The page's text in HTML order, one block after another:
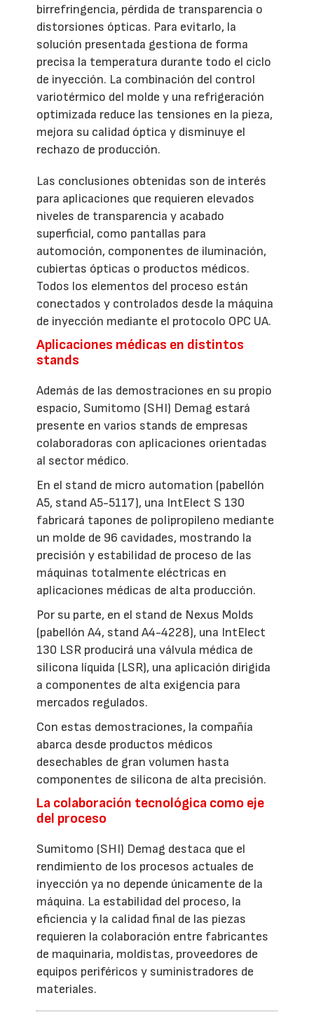
birrefringencia, pérdida de transparencia o
distorsiones ópticas. Para evitarlo, la
solución presentada gestiona de forma
precisa la temperatura durante todo el ciclo
de inyección. La combinación del control
variotérmico del molde y una refrigeración
optimizada reduce las tensiones en la pieza,
mejora su calidad óptica y disminuye el
rechazo de producción.
Las conclusiones obtenidas son de interés
para aplicaciones que requieren elevados
niveles de transparencia y acabado
superficial, como pantallas para
automoción, componentes de iluminación,
cubiertas ópticas o productos médicos.
Todos los elementos del proceso están
conectados y controlados desde la máquina
de inyección mediante el protocolo OPC UA.
Aplicaciones médicas en distintos
stands
Además de las demostraciones en su propio
espacio, Sumitomo (SHI) Demag estará
presente en varios stands de empresas
colaboradoras con aplicaciones orientadas
al sector médico.
En el stand de micro automation (pabellón
A5, stand A5-5117), una IntElect S 130
fabricará tapones de polipropileno mediante
un molde de 96 cavidades, mostrando la
precisión y estabilidad de proceso de las
máquinas totalmente eléctricas en
aplicaciones médicas de alta producción.
Por su parte, en el stand de Nexus Molds
(pabellón A4, stand A4-4228), una IntElect
130 LSR producirá una válvula médica de
silicona líquida (LSR), una aplicación dirigida
a componentes de alta exigencia para
mercados regulados.
Con estas demostraciones, la compañía
abarca desde productos médicos
desechables de gran volumen hasta
componentes de silicona de alta precisión.
La colaboración tecnológica como eje
del proceso
Sumitomo (SHI) Demag destaca que el
rendimiento de los procesos actuales de
inyección ya no depende únicamente de la
máquina. La estabilidad del proceso, la
eficiencia y la calidad final de las piezas
requieren la colaboración entre fabricantes
de maquinaria, moldistas, proveedores de
equipos periféricos y suministradores de
materiales.